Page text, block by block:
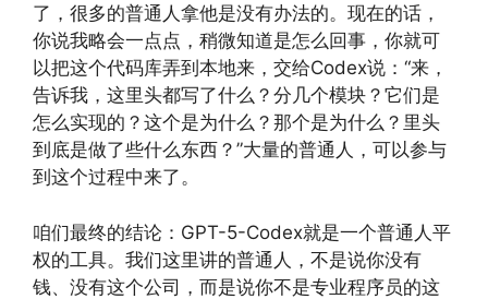
了，很多的普通人拿他是没有办法的。现在的话，
你说我略会一点点，稍微知道是怎么回事，你就可
以把这个代码库弄到本地来，交给Codex说：“来，
告诉我，这里头都写了什么？分几个模块？它们是
怎么实现的？这个是为什么？那个是为什么？里头
到底是做了些什么东西？”大量的普通人，可以参与
到这个过程中来了。
咱们最终的结论：GPT-5-Codex就是一个普通人平
权的工具。我们这里讲的普通人，不是说你没有
钱、没有这个公司，而是说你不是专业程序员的这